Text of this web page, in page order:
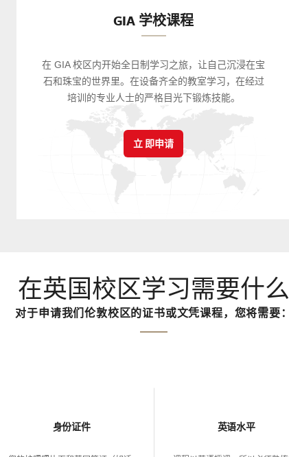
GIA 学校课程
在 GIA 校区内开始全日制学习之旅，让自己沉浸在宝
石和珠宝的世界里。在设备齐全的教室学习，在经过
培训的专业人士的严格目光下锻炼技能。
立 即申请
在英国校区学习需要什么
对于申请我们伦敦校区的证书或文凭课程，您将需要：
身份证件 英语水平